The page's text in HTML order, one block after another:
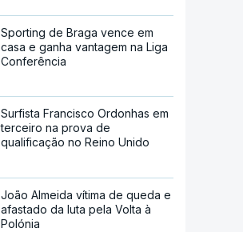
Sporting de Braga vence em
casa e ganha vantagem na Liga
Conferência
Surfista Francisco Ordonhas em
terceiro na prova de
qualificação no Reino Unido
João Almeida vítima de queda e
afastado da luta pela Volta à
Polónia